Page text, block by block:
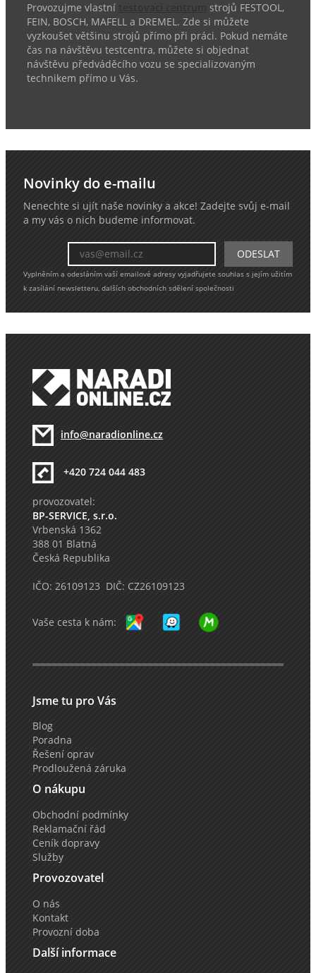
Provozujme vlastní
strojů FESTOOL,
FEIN, BOSCH, MAFELL a DREMEL. Zde si můžete
vyzkoušet většinu strojů přímo při práci. Pokud nemáte
čas na návštěvu testcentra, můžete si objednat
návštěvu předváděcího vozu se specializovaným
technikem přímo u Vás.
Novinky do e-mailu
Nenechte si ujít naše novinky a akce! Zadejte svůj e-mail
a my vás o nich budeme informovat.
Vyplněním a odesláním vaší emailové adresy vyjadřujete souhlas s jejím užitím
k zasílání newsletteru, dalších obchodních sdělení společnosti
info@naradionline.cz
+420 724 044 483
provozovatel:
BP-SERVICE, s.r.o.
Vrbenská 1362
388 01 Blatná
Česká Republika
IČO: 26109123 DIČ: CZ26109123
Vaše cesta k nám:
Jsme tu pro Vás
Blog
Poradna
Řešení oprav
Prodloužená záruka
O nákupu
Obchodní podmínky
Reklamační řád
Ceník dopravy
Služby
Provozovatel
O nás
Kontakt
Provozní doba
Další informace